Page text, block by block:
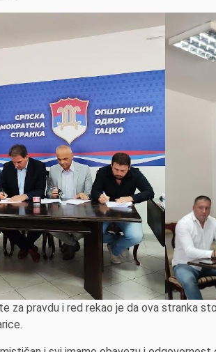
za pravdu i red rekao je da ova stranka